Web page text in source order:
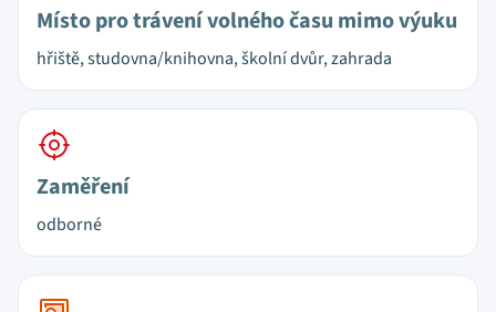
Místo pro trávení volného času mimo výuku
hřiště, studovna/knihovna, školní dvůr, zahrada
Zaměření
odborné